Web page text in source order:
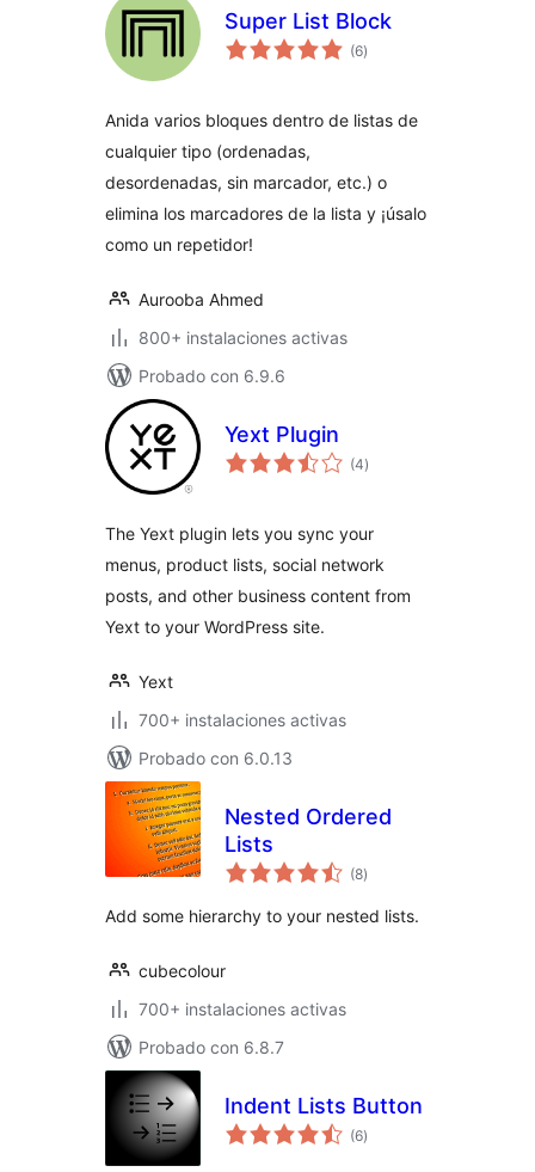
Super List Block
(6evaluación
total
)
Anida varios bloques dentro de listas de
cualquier tipo (ordenadas,
desordenadas, sin marcador, etc.) o
elimina los marcadores de la lista y ¡úsalo
como un repetidor!
Aurooba Ahmed
800+ instalaciones activas
Probado con 6.9.6
Yext Plugin
(4evaluación
total
)
The Yext plugin lets you sync your
menus, product lists, social network
posts, and other business content from
Yext to your WordPress site.
Yext
700+ instalaciones activas
Probado con 6.0.13
Nested Ordered
Lists
(8evaluación
total
)
Add some hierarchy to your nested lists.
cubecolour
700+ instalaciones activas
Probado con 6.8.7
Indent Lists Button
(6evaluación
total
)